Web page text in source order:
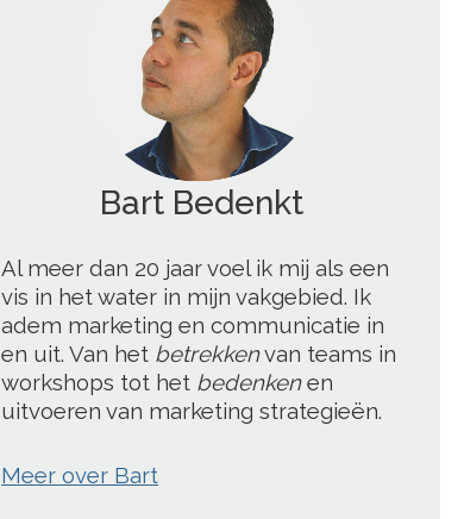
';
Bart Blogt
Al meer dan 20 jaar voel ik mij als een
vis in het water in mijn vakgebied. Ik
adem marketing en communicatie in
en uit. Van het betrekkenvan teams in
workshops tot het bedenkenen
uitvoeren van marketing strategieën.
Meer over Bart